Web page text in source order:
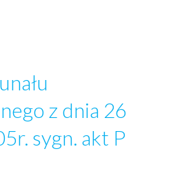
z dnia 26
sygn. akt P